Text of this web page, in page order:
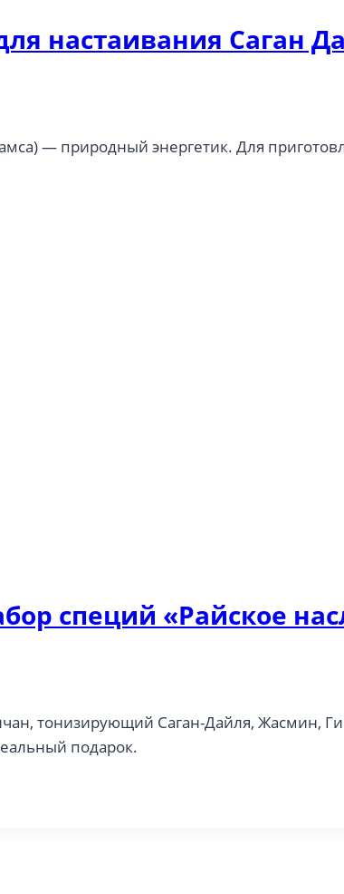
настаивания Саган
— природный энергетик. Для
специй «Райское
тонизирующий Саган-Дайля, Жасмин,
подарок.